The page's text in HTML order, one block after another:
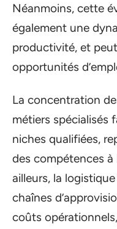
Néanmoins, cette
également une
productivité, et
opportunités
La concentration
métiers spécialisés
niches qualifiées,
des compétences
ailleurs, la
chaînes
coûts